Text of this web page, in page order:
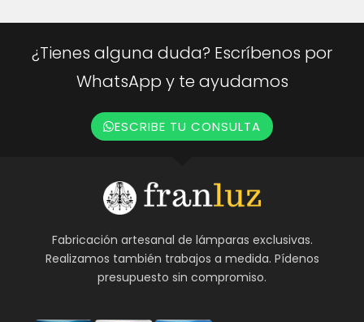
¿Tienes alguna duda? Escríbenos por
WhatsApp y te ayudamos
ESCRIBE TU CONSULTA
Fabricación artesanal de lámparas exclusivas.
Realizamos también trabajos a medida. Pídenos
presupuesto sin compromiso.